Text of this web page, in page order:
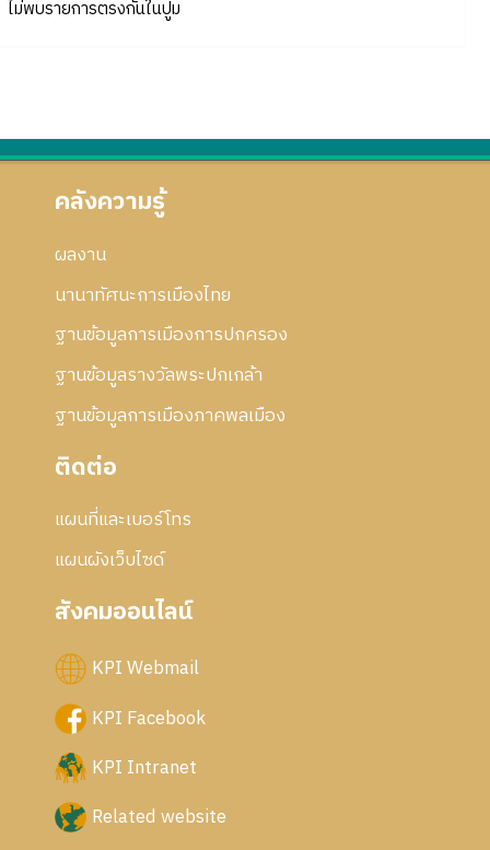
ไม่พบรายการตรงกันในปูม
คลังความรู้
ผลงาน
นานาทัศนะการเมืองไทย
ฐานข้อมูลการเมืองการปกครอง
ฐานข้อมูลรางวัลพระปกเกล้า
ฐานข้อมูลการเมืองภาคพลเมือง
ติดต่อ
แผนที่และเบอร์โทร
แผนผังเว็บไซด์
สังคมออนไลน์
KPI Webmail
KPI Facebook
KPI Intranet
Related website